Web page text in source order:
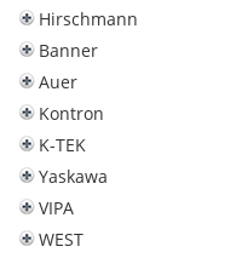
Hirschmann
Banner
Auer
Kontron
K-TEK
Yaskawa
VIPA
WEST